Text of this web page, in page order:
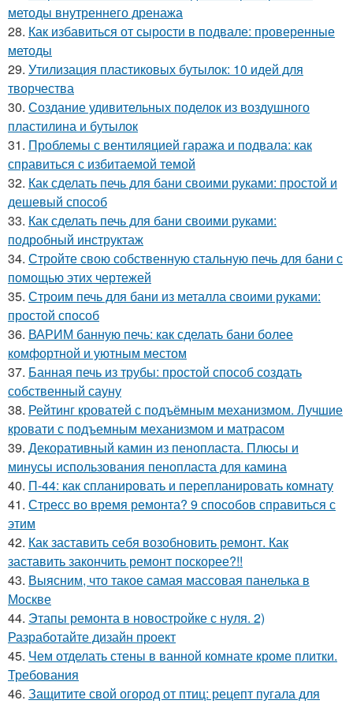
методы внутреннего дренажа
28. Как избавиться от сырости в подвале: проверенные
методы
29. Утилизация пластиковых бутылок: 10 идей для
творчества
30. Создание удивительных поделок из воздушного
пластилина и бутылок
31. Проблемы с вентиляцией гаража и подвала: как
справиться с избитаемой темой
32. Как сделать печь для бани своими руками: простой и
дешевый способ
33. Как сделать печь для бани своими руками:
подробный инструктаж
34. Стройте свою собственную стальную печь для бани с
помощью этих чертежей
35. Строим печь для бани из металла своими руками:
простой способ
36. ВАРИМ банную печь: как сделать бани более
комфортной и уютным местом
37. Банная печь из трубы: простой способ создать
собственный сауну
38. Рейтинг кроватей с подъёмным механизмом. Лучшие
кровати с подъемным механизмом и матрасом
39. Декоративный камин из пенопласта. Плюсы и
минусы использования пенопласта для камина
40. П-44: как спланировать и перепланировать комнату
41. Стресс во время ремонта? 9 способов справиться с
этим
42. Как заставить себя возобновить ремонт. Как
заставить закончить ремонт поскорее?!!
43. Выясним, что такое самая массовая панелька в
Москве
44. Этапы ремонта в новостройке с нуля. 2)
Разработайте дизайн проект
45. Чем отделать стены в ванной комнате кроме плитки.
Требования
46. Защитите свой огород от птиц: рецепт пугала для